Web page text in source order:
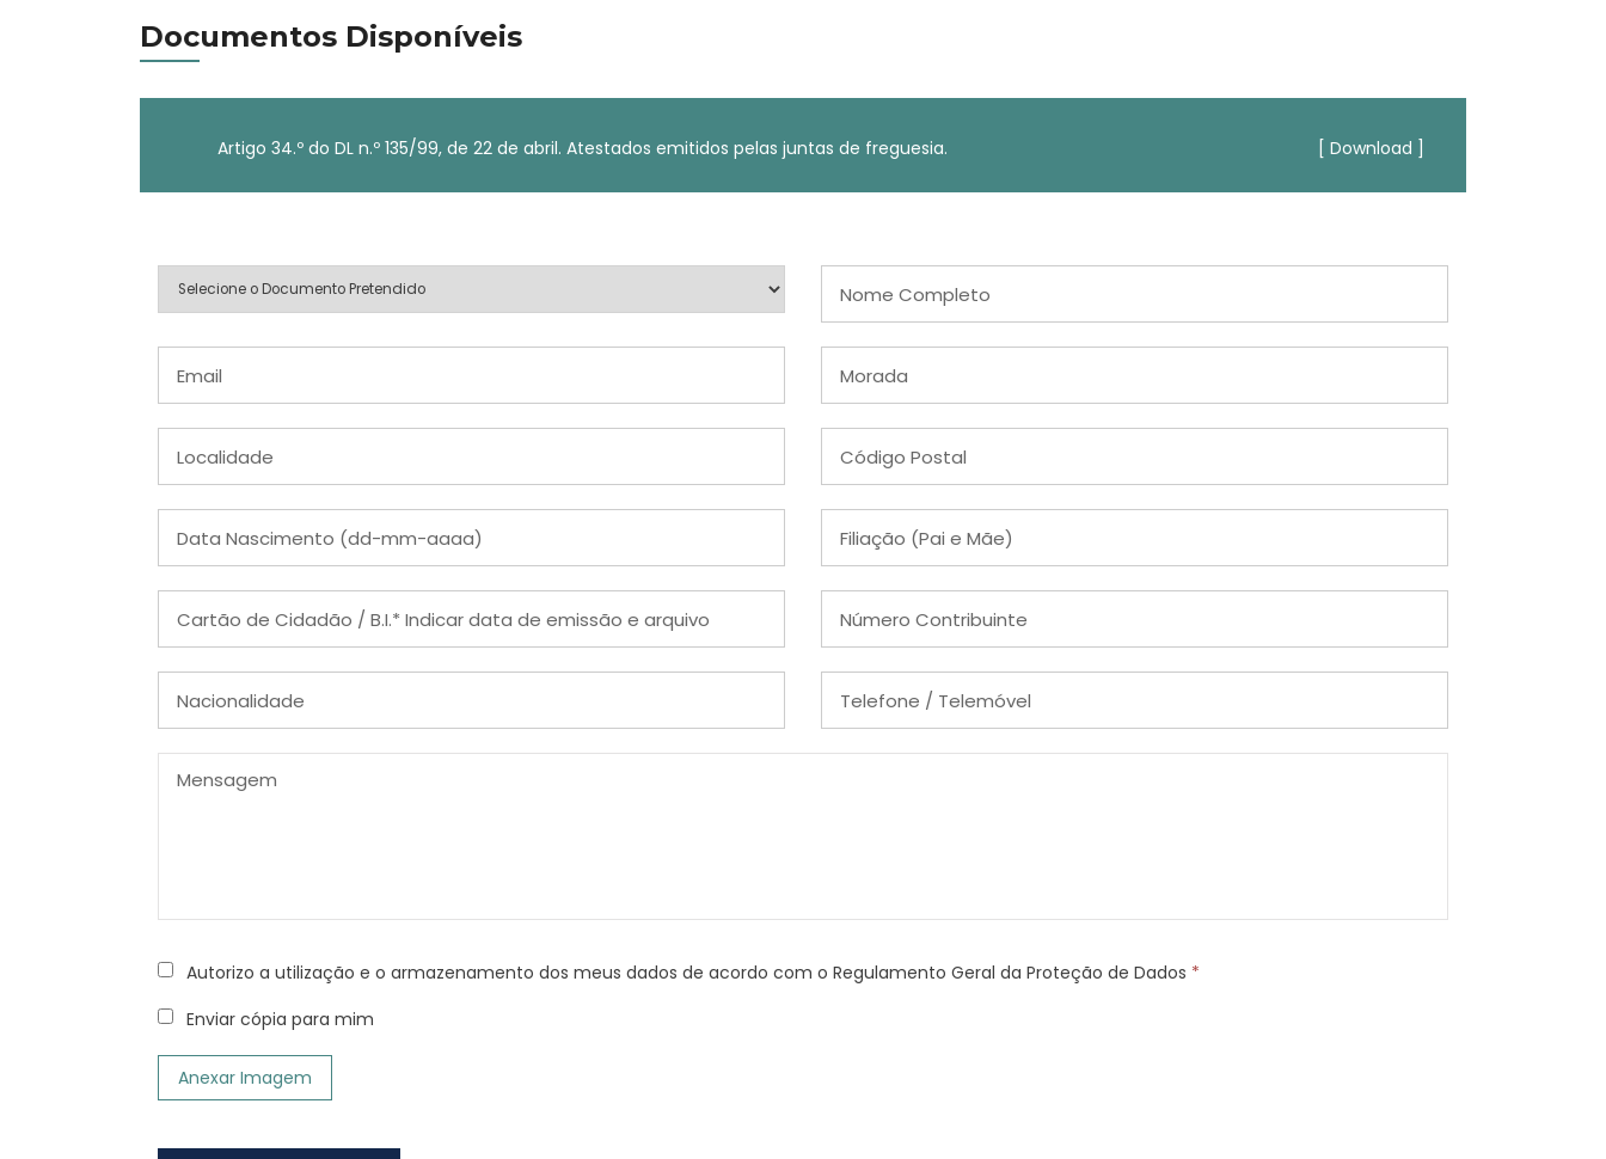
Documentos Disponíveis
Artigo 34.º do DL n.º 135/99, de 22 de abril. Atestados emitidos pelas juntas de freguesia. [ Download ]
Autorizo a utilização e o armazenamento dos meus dados de acordo com o Regulamento Geral da Proteção de Dados *
Enviar cópia para mim
Anexar Imagem